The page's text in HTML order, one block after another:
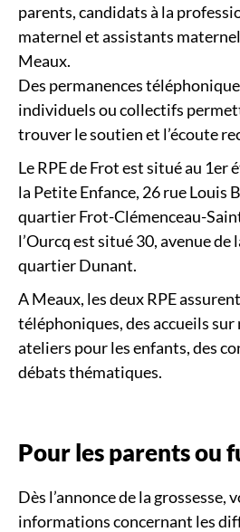
parents, candidats à la
maternel et assistants
Meaux.
Des permanences
individuels ou collectifs
trouver le soutien et l’écoute
Le RPE de Frot est situé au 1er
la Petite Enfance, 26 rue Louis
quartier Frot-Clémenceau-
l’Ourcq est situé 30, avenue de
quartier Dunant.
A Meaux, les deux RPE
téléphoniques, des accueils sur
ateliers pour les enfants, des
débats thématiques.
Pour les parents ou
Dès l’annonce de la grossesse,
informations concernant les